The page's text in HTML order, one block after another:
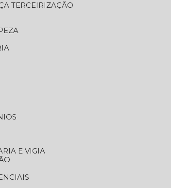
TERCEIRIZAÇÃO
E VIGIA